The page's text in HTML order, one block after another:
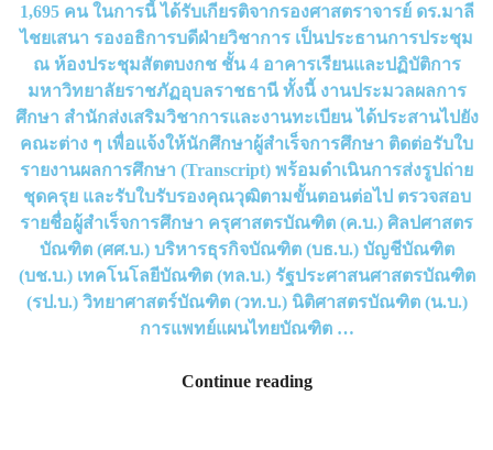
1,695 คน ในการนี้ ได้รับเกียรติจากรองศาสตราจารย์ ดร.มาลี
ไชยเสนา รองอธิการบดีฝ่ายวิชาการ เป็นประธานการประชุม
ณ ห้องประชุมสัตตบงกช ชั้น 4 อาคารเรียนและปฏิบัติการ
มหาวิทยาลัยราชภัฏอุบลราชธานี ทั้งนี้ งานประมวลผลการ
ศึกษา สำนักส่งเสริมวิชาการและงานทะเบียน ได้ประสานไปยัง
คณะต่าง ๆ เพื่อแจ้งให้นักศึกษาผู้สำเร็จการศึกษา ติดต่อรับใบ
รายงานผลการศึกษา (Transcript) พร้อมดำเนินการส่งรูปถ่าย
ชุดครุย และรับใบรับรองคุณวุฒิตามขั้นตอนต่อไป ตรวจสอบ
รายชื่อผู้สำเร็จการศึกษา ครุศาสตรบัณฑิต (ค.บ.) ศิลปศาสตร
บัณฑิต (ศศ.บ.) บริหารธุรกิจบัณฑิต (บธ.บ.) บัญชีบัณฑิต
(บช.บ.) เทคโนโลยีบัณฑิต (ทล.บ.) รัฐประศาสนศาสตรบัณฑิต
(รป.บ.) วิทยาศาสตร์บัณฑิต (วท.บ.) นิติศาสตรบัณฑิต (น.บ.)
การแพทย์แผนไทยบัณฑิต …
Continue reading